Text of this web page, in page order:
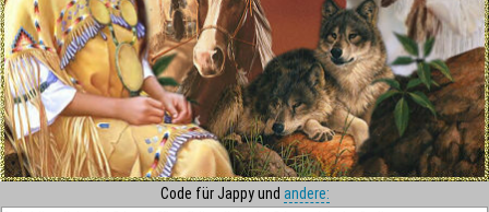
Code für Jappy und andere: